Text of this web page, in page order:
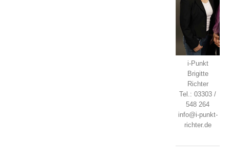
i-Punkt
Brigitte
Richter
Tel.: 03303 /
548 264
info@i-punkt-
richter.de